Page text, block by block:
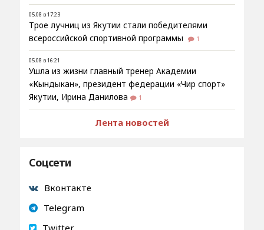
05.08 в 17:23
Трое лучниц из Якутии стали победителями
всероссийской спортивной программы
1
05.08 в 16:21
Ушла из жизни главный тренер Академии
«Кындыкан», президент федерации «Чир спорт»
Якутии, Ирина Данилова
1
Лента новостей
Соцсети
Вконтакте
Telegram
Twitter